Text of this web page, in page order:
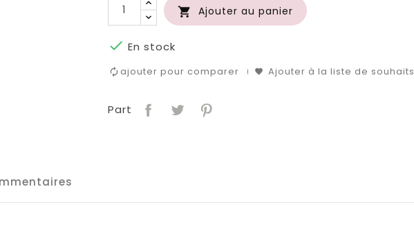
 Ajouter au panier
 En stock
ajouter pour comparer Ajouter à la liste de souhaits
Part